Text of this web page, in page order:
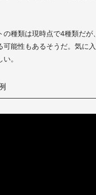
の種類は現時点で4種類だが
可能性もあるそうだ。気に
。